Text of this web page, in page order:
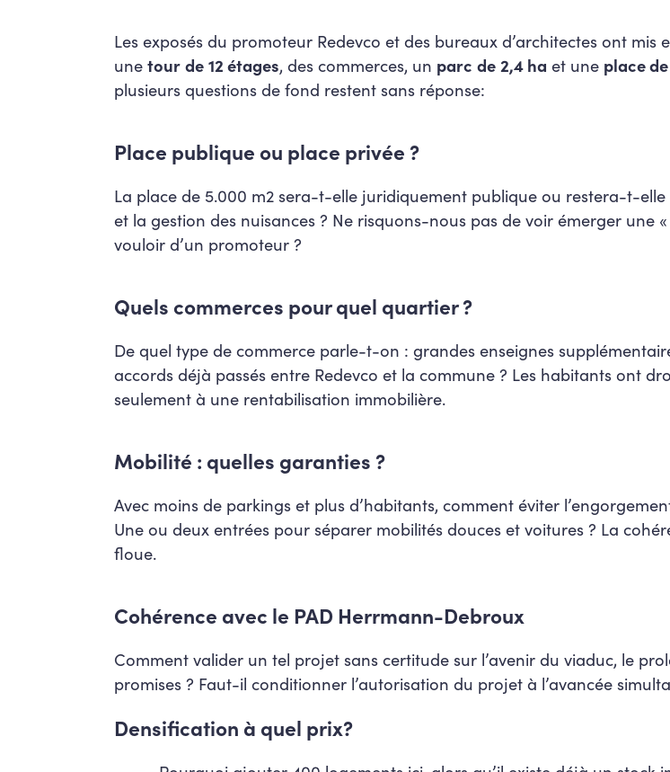
Les exposés du promoteur Redevco et des bureaux d’architectes ont
unetour de 12 étages, des commerces, un parc de 2,4 ha et une place
plusieurs questions de fond restent sans réponse:
Place publique ou place privée ?
La place de 5.000 m2 sera-t-elle juridiquement publique ou restera-t-
et la gestion des nuisances ? Ne risquons-nous pas de voir émerger une
vouloir d’un promoteur ?
Quels commerces pour quel quartier ?
De quel type de commerce parle-t-on : grandes enseignes
accords déjà passés entre Redevco et la commune ? Les habitants ont
seulement à une rentabilisation immobilière.
Mobilité : quelles garanties ?
Avec moins de parkings et plus d’habitants, comment éviter
Une ou deux entrées pour séparer mobilités douces et voitures ? La
floue.
Cohérence avec le PAD Herrmann-Debroux
Comment valider un tel projet sans certitude sur l’avenir du viaduc, le
promises ? Faut-il conditionner l’autorisation du projet à l’avancée
Densification à quel prix?